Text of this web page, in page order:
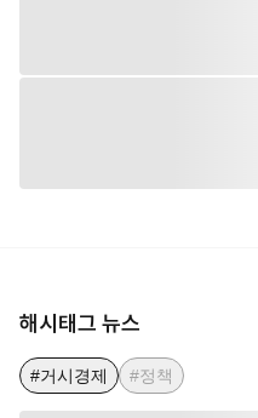
해시태그 뉴스
#거시경제 #정책